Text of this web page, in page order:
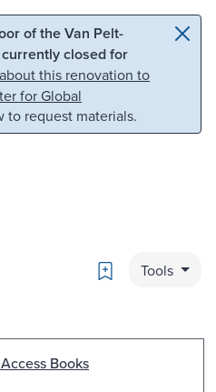
to search
of the Van Pelt-
closed for
this renovation to
for Global
to request materials.
Bookmark
Tools
Books